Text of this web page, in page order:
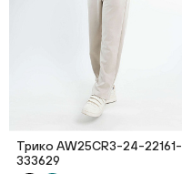
Трико AW25CR3-24-22161-
333629